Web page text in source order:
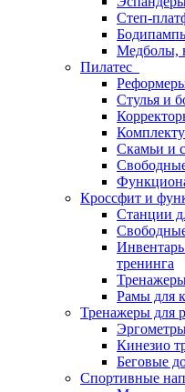
Степ-
Медболы,
Пилатес
Стулья и
Скамьи и
Кроссфит и
Станции
тренинга
Рамы для
Тренажеры для
Кинезио
Беговые
Спортивные